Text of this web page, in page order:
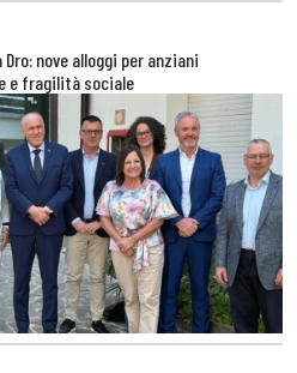
nove alloggi per anziani
e fragilità sociale